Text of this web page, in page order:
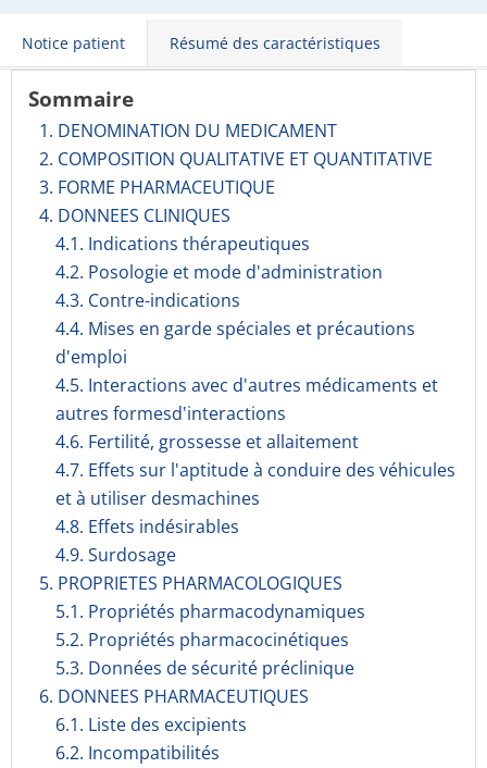
Notice patient Résumé des caractéristiques
Sommaire
1. DENOMINATION DU MEDICAMENT
2. COMPOSITION QUALITATIVE ET QUANTITATIVE
3. FORME PHARMACEUTIQUE
4. DONNEES CLINIQUES
4.1. Indications thérapeutiques
4.2. Posologie et mode d'administration
4.3. Contre-indications
4.4. Mises en garde spéciales et précautions
d'emploi
4.5. Interactions avec d'autres médicaments et
autres formesd'interactions
4.6. Fertilité, grossesse et allaitement
4.7. Effets sur l'aptitude à conduire des véhicules
et à utiliser desmachines
4.8. Effets indésirables
4.9. Surdosage
5. PROPRIETES PHARMACOLOGIQUES
5.1. Propriétés pharmacodynami­ques
5.2. Propriétés pharmacocinéti­ques
5.3. Données de sécurité préclinique
6. DONNEES PHARMACEUTIQUES
6.1. Liste des excipients
6.2. Incompati­bilités